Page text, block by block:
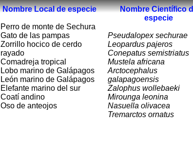
Nombre Local de especie
Perro de monte de Sechura
Gato de las pampas
Zorrillo hocico de cerdo
rayado
Comadreja tropical
Lobo marino de Galápagos
León marino de Galápagos
Elefante marino del sur
Coatí andino
Oso de anteojos
Nombre Científico
especie
Pseudalopex sechurae
Leopardus pajeros
Conepatus semistriatus
Mustela africana
Arctocephalus
galapagoensis
Zalophus wollebaeki
Mirounga leonina
Nasuella olivacea
Tremarctos ornatus